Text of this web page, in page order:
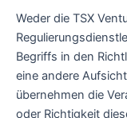
Weder die TSX
Begriffs in den
eine andere
übernehmen die
oder Richtigkeit